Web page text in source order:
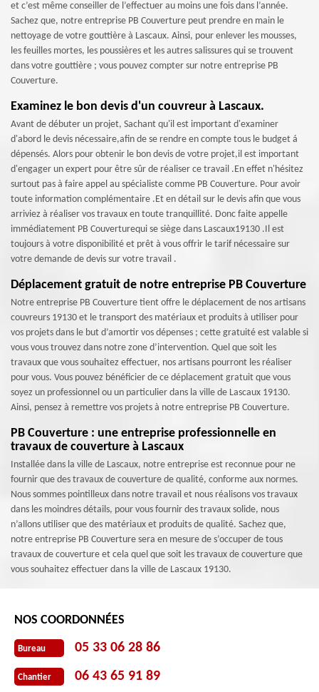
et c’est même conseiller de l’effectuer au moins une fois dans l’année.
Sachez que, notre entreprise PB Couverture peut prendre en main le
nettoyage de votre gouttière à Lascaux. Ainsi, pour enlever les mousses,
les feuilles mortes, les poussières et les autres salissures qui se trouvent
dans votre gouttière ; vous pouvez compter sur notre entreprise PB
Couverture.
Examinez le bon devis d'un couvreur à Lascaux.
Avant de débuter un projet, Sachant qu'il est important d'examiner
d'abord le devis nécessaire,afin de se rendre en compte tous le budget á
dépensés. Alors pour obtenir le bon devis de votre projet,il est important
d'engager un expert pour être sûr de réaliser ce travail .En effet n'hésitez
surtout pas à faire appel au spécialiste comme PB Couverture. Pour avoir
toute information complémentaire .Et en détail sur le devis afin que vous
arriviez à réaliser vos travaux en toute tranquillité. Donc faite appelle
immédiatement PB Couverturequi se siège dans Lascaux19130 .Il est
toujours à votre disponibilité et prêt à vous offrir le tarif nécessaire sur
votre demande de devis sur votre travail .
Déplacement gratuit de notre entreprise PB Couverture
Notre entreprise PB Couverture tient offre le déplacement de nos artisans
couvreurs 19130 et le transport des matériaux et produits à utiliser pour
vos projets dans le but d’amortir vos dépenses ; cette gratuité est valable si
vous vous trouvez dans notre zone d’intervention. Quel que soit les
travaux que vous souhaitez effectuer, nos artisans pourront les réaliser
pour vous. Vous pouvez bénéficier de ce déplacement gratuit que vous
soyez un professionnel ou un particulier dans la ville de Lascaux 19130.
Ainsi, pensez à remettre vos projets à notre entreprise PB Couverture.
PB Couverture : une entreprise professionnelle en
travaux de couverture à Lascaux
Installée dans la ville de Lascaux, notre entreprise est reconnue pour ne
fournir que des travaux de couverture de qualité, conforme aux normes.
Nous sommes pointilleux dans notre travail et nous réalisons vos travaux
dans les moindres détails, pour vous fournir des travaux solide, nous
n’allons utiliser que des matériaux et produits de qualité. Sachez que,
notre entreprise PB Couverture sera en mesure de s’occuper de tous
travaux de couverture et cela quel que soit les travaux de couverture que
vous souhaitez effectuer dans la ville de Lascaux 19130.
NOS COORDONNÉES
Bureau 05 33 06 28 86
Chantier 06 43 65 91 89